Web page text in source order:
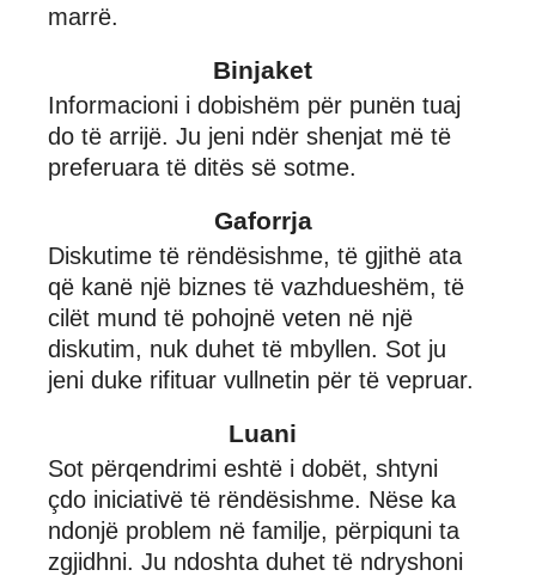
marrë.
Binjaket
Informacioni i dobishëm për punën tuaj
do të arrijë. Ju jeni ndër shenjat më të
preferuara të ditës së sotme.
Gaforrja
Diskutime të rëndësishme, të gjithë ata
që kanë një biznes të vazhdueshëm, të
cilët mund të pohojnë veten në një
diskutim, nuk duhet të mbyllen. Sot ju
jeni duke rifituar vullnetin për të vepruar.
Luani
Sot përqendrimi eshtë i dobët, shtyni
çdo iniciativë të rëndësishme. Nëse ka
ndonjë problem në familje, përpiquni ta
zgjidhni. Ju ndoshta duhet të ndryshoni